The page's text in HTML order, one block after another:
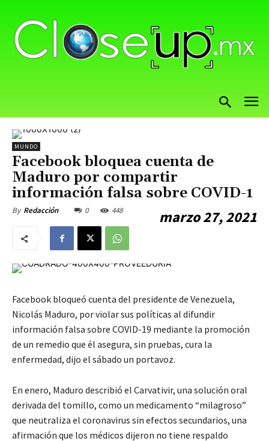
MUNDO
Facebook bloquea cuenta de
Maduro por compartir
información falsa sobre COVID-1
By Redacción marzo 27, 2021
0 448
Facebook bloqueó cuenta del presidente de Venezuela,
Nicolás Maduro, por violar sus políticas al difundir
información falsa sobre COVID-19 mediante la promoción
de un remedio que él asegura, sin pruebas, cura la
enfermedad, dijo el sábado un portavoz.
En enero, Maduro describió el Carvativir, una solución oral
derivada del tomillo, como un medicamento “milagroso”
que neutraliza el coronavirus sin efectos secundarios, una
afirmación que los médicos dijeron no tiene respaldo